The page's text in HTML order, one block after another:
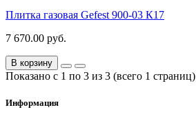
Плитка газовая Gefest 900-03 К17
7 670.00 руб.
В корзину
Показано с 1 по 3 из 3 (всего 1 страниц)
Информация